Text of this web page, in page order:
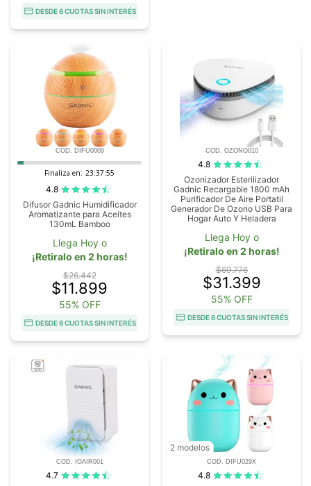
DESDE 6 CUOTAS SIN INTERÉS
COD. DIFU0009
Finaliza en: 23:37:54
4.8
Difusor Gadnic Humidificador
Aromatizante para Aceites
130mL Bamboo
Llega Hoy o
¡Retiralo en 2 horas!
$26.442
$11.899
55% OFF
DESDE 6 CUOTAS SIN INTERÉS
COD. OZONO010
4.8
Ozonizador Esterilizador
Gadnic Recargable 1800 mAh
Purificador De Aire Portatil
Generador De Ozono USB Para
Hogar Auto Y Heladera
Llega Hoy o
¡Retiralo en 2 horas!
$69.776
$31.399
55% OFF
DESDE 6 CUOTAS SIN INTERÉS
COD. IOAIR001
4.7
2 modelos
COD. DIFU029X
4.8